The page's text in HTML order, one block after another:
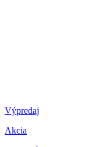
Výpredaj
Akcia